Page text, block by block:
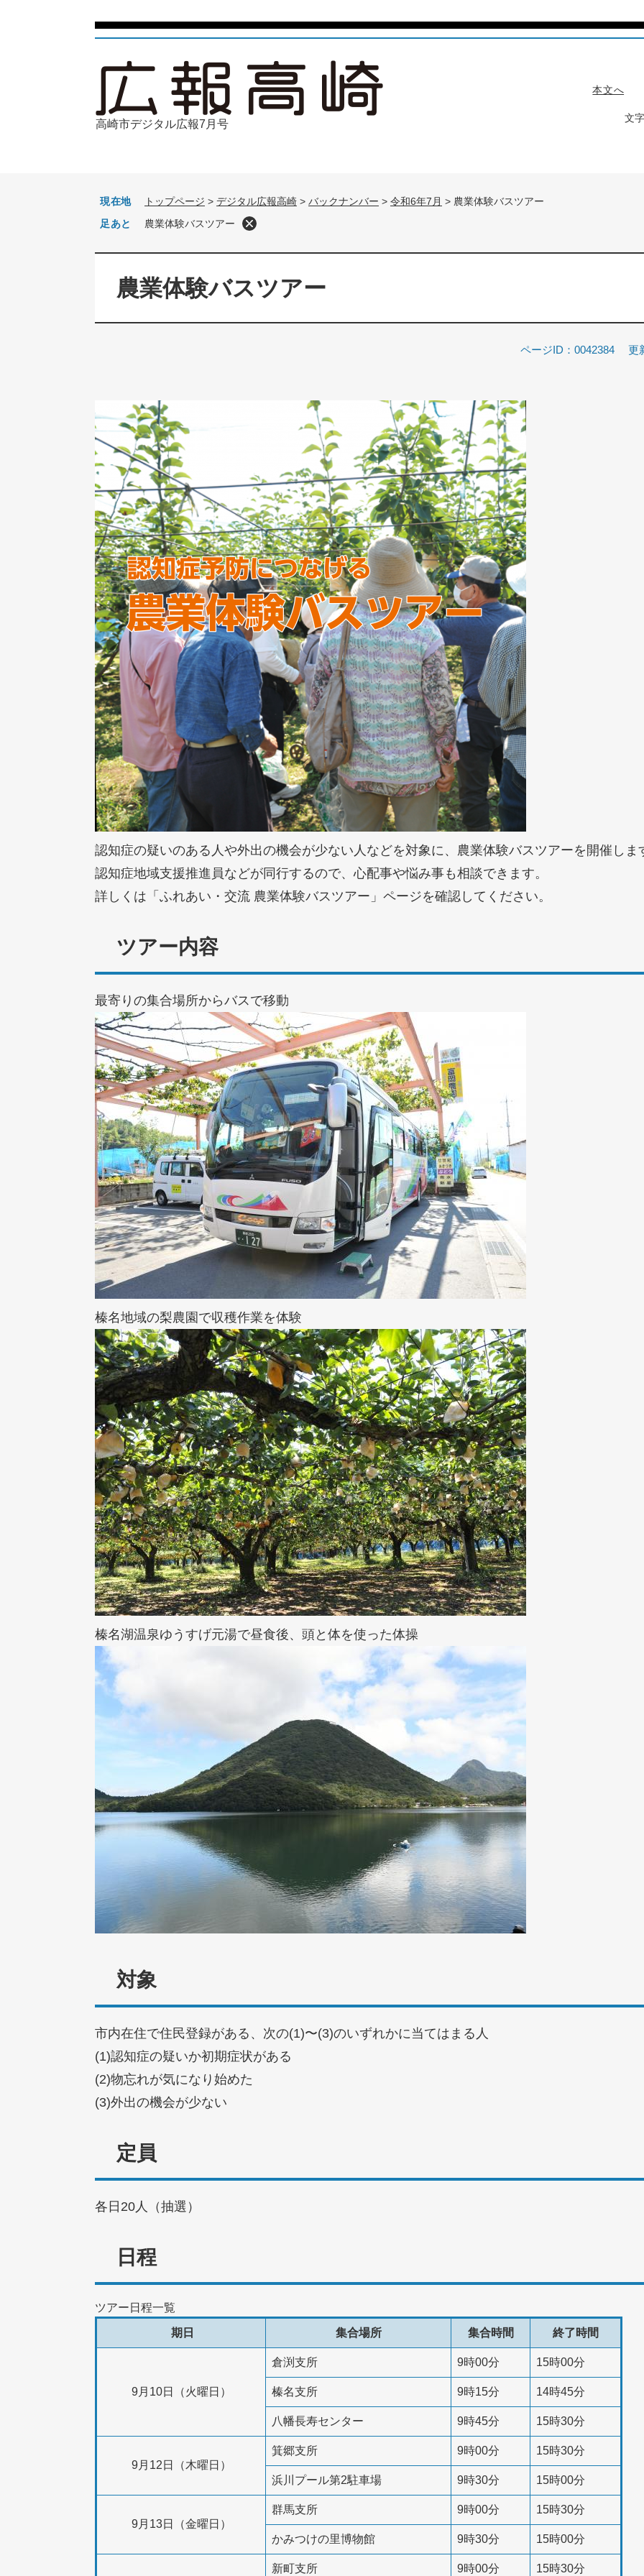
高崎市デジタル広報7月号
本文へ
文
現在地 トップページ > デジタル広報高崎 > バックナンバー > 令和6年7月 > 農業体験バスツアー
足あと
農業体験バスツアー
農業体験バスツアー
ページID：0042384 更
認知症の疑いのある人や外出の機会が少ない人などを対象に、農業体験バスツアーを開催しま
認知症地域支援推進員などが同行するので、心配事や悩み事も相談できます。
詳しくは「ふれあい・交流 農業体験バスツアー​」ページを確認してください。
ツアー内容
最寄りの集合場所からバスで移動
榛名地域の梨農園で収穫作業を体験
榛名湖温泉ゆうすげ元湯で昼食後、頭と体を使った体操
対象
市内在住で住民登録がある、次の(1)〜(3)のいずれかに当てはまる人
(1)認知症の疑いか初期症状がある
(2)物忘れが気になり始めた
(3)外出の機会が少ない
定員
各日20人（抽選）
日程
ツアー日程一覧
期日 集合場所 集合時間 終了時間
9月10日（火曜日）
倉渕支所 9時00分 15時00分
榛名支所 9時15分 14時45分
八幡長寿センター 9時45分 15時30分
9月12日（木曜日）
箕郷支所 9時00分 15時30分
浜川プール第2駐車場 9時30分 15時00分
9月13日（金曜日）
群馬支所 9時00分 15時30分
かみつけの里博物館 9時30分 15時00分
新町支所 9時00分 15時30分